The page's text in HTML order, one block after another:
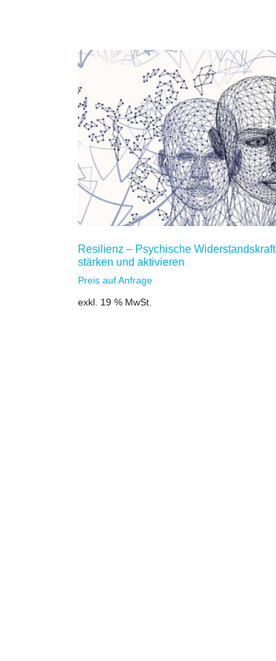
Resilienz – Psychische Widerstandskraft
stärken und aktivieren
Preis auf Anfrage
exkl. 19 % MwSt.